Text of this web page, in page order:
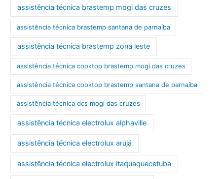
assistência técnica brastemp mogi das cruzes
assistência técnica brastemp santana de parnaíba
assistência técnica brastemp zona leste
assistência técnica cooktop brastemp mogi das cruzes
assistência técnica cooktop brastemp santana de parnaíba
assistência técnica dcs mogi das cruzes
assistência técnica electrolux alphaville
assistência técnica electrolux arujá
assistência técnica electrolux itaquaquecetuba